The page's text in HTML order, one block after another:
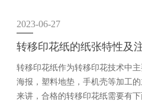
2023-06-27
转移印花纸的纸张特性及
转移印花纸作为转移印花技术中
海报，塑料地垫，手机壳等加工
来讲，合格的转移印花纸需要有下